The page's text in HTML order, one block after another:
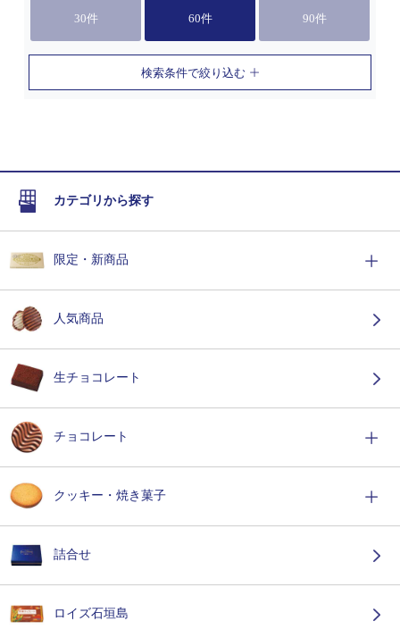
30件 60件 90件
検索条件で絞り込む
カテゴリから探す
限定・新商品
人気商品
生チョコレート
チョコレート
クッキー・焼き菓子
詰合せ
ロイズ石垣島